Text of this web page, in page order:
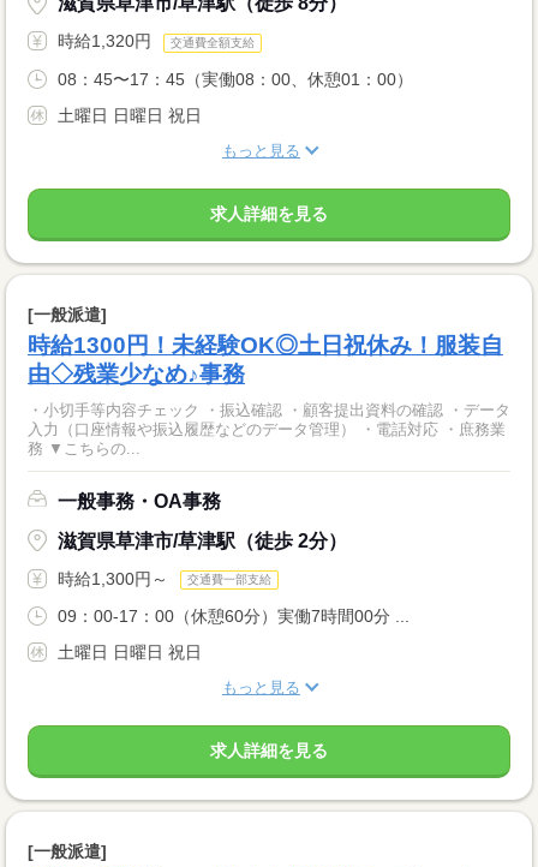
時給1,320円 交通費全額支給
08：45〜17：45（実働08：00、休憩01：00）
土曜日 日曜日 祝日
もっと見る
求人詳細を見る
[一般派遣]
時給1300円！未経験OK◎土日祝休み！服装自
由◇残業少なめ♪事務
・小切手等内容チェック ・振込確認 ・顧客提出資料の確認 ・データ
入力（口座情報や振込履歴などのデータ管理） ・電話対応 ・庶務業
務 ▼こちらの...
一般事務・OA事務
滋賀県草津市/草津駅（徒歩 2分）
時給1,300円～ 交通費一部支給
09：00-17：00（休憩60分）実働7時間00分 ...
土曜日 日曜日 祝日
もっと見る
求人詳細を見る
[一般派遣]